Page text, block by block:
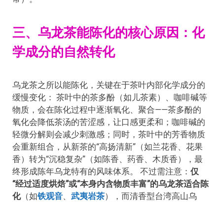
三、乌龙茶能陈化的核心原因：化
学成分的自然转化
乌龙茶之所以能陈化，关键在于茶叶内部化学成分的
缓慢变化： 茶叶中的茶多酚（如儿茶素）、咖啡碱等
物质，会在陈化过程中逐渐氧化、聚合——茶多酚的
氧化会降低茶汤的苦涩感，让口感更柔和；咖啡碱的
轻微分解则会减少刺激感；同时，茶叶中的芳香物质
会重新组合，从新茶的“高扬清新”（如兰花香、花果
香）转为“沉稳复杂”（如陈香、药香、木质香），最
终形成陈年乌龙特有的风味体系。 不过需注意： 仅
“经过适度烘焙”或“本身内含物质丰富”的乌龙茶适合陈
化（如铁观音、 武夷岩茶），而清香型台湾高山乌